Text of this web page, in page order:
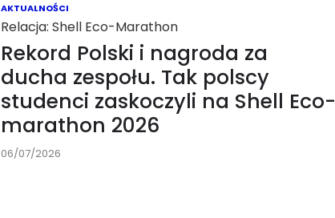
AKTUALNOŚCI
Relacja: Shell Eco-Marathon
Rekord Polski i nagroda za
ducha zespołu. Tak polscy
studenci zaskoczyli na Shell Eco-
marathon 2026
06/07/2026